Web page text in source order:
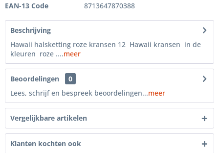
EAN-13 Code
8713647870388
Beschrijving
Hawaii halsketting roze kransen 12 Hawaii kransen in de
kleuren roze ....meer
Beoordelingen
0
Lees, schrijf en bespreek beoordelingen...meer
Vergelijkbare artikelen
Klanten kochten ook